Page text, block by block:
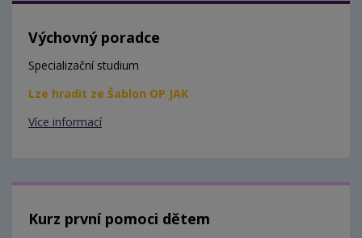
Výchovný poradce
Specializační studium
Lze hradit ze Šablon OP JAK
Více informací
Kurz první pomoci dětem